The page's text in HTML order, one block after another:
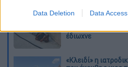
Data Deletion Data Access
έδιωχνε
«Κλειδί» η